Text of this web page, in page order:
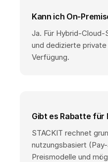
Kann ich On-
Ja. Für Hybrid-
und dedizierte private
Verfügung.
Gibt es Rabatte
STACKIT rechnet
nutzungsbasiert
Preismodelle und